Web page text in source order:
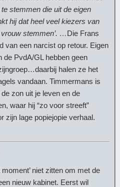
stemmen die uit de eigen
hij dat heel veel kiezers van
stemmen’. …Die Frans
van een narcist op retour. Eigen
PvdA/GL hebben geen
halen ze het
vandaan. Timmermans is
zon uit je leven en de
waar hij “zo voor streeft”
zijn lage popiejopie verhaal.
niet zitten om met de
nieuw kabinet. Eerst wil